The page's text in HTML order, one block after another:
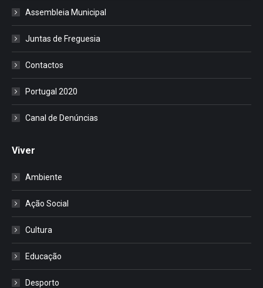
Assembleia Municipal
Juntas de Freguesia
Contactos
Portugal 2020
Canal de Denúncias
Viver
Ambiente
Ação Social
Cultura
Educação
Desporto